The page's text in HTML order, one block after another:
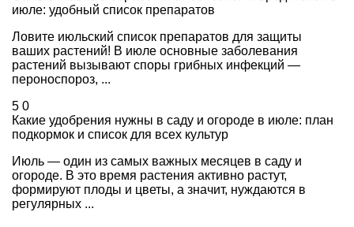
июле: удобный список препаратов
Ловите июльский список препаратов для защиты
ваших растений! В июле основные заболевания
растений вызывают споры грибных инфекций —
пероноспороз, ...
5 0
Какие удобрения нужны в саду и огороде в июле: план
подкормок и список для всех культур
Июль — один из самых важных месяцев в саду и
огороде. В это время растения активно растут,
формируют плоды и цветы, а значит, нуждаются в
регулярных ...